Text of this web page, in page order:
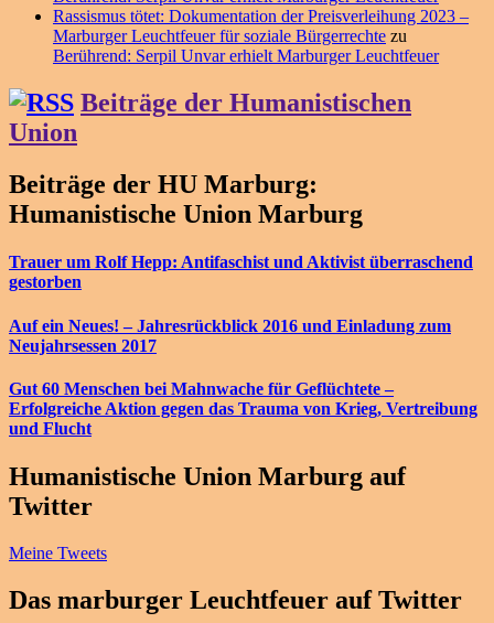
Rassismus tötet: Dokumentation der Preisverleihung 2023 –
Marburger Leuchtfeuer für soziale Bürgerrechte zu
Berührend: Serpil Unvar erhielt Marburger Leuchtfeuer
Beiträge der Humanistischen
Union
Beiträge der HU Marburg:
Humanistische Union Marburg
Trauer um Rolf Hepp: Antifaschist und Aktivist überraschend
gestorben
Auf ein Neues! – Jahresrückblick 2016 und Einladung zum
Neujahrsessen 2017
Gut 60 Menschen bei Mahnwache für Geflüchtete –
Erfolgreiche Aktion gegen das Trauma von Krieg, Vertreibung
und Flucht
Humanistische Union Marburg auf
Twitter
Meine Tweets
Das marburger Leuchtfeuer auf Twitter